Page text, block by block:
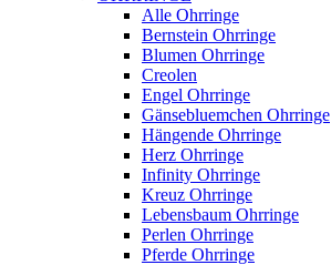
Alle Ohrringe
Bernstein Ohrringe
Blumen Ohrringe
Creolen
Engel Ohrringe
Gänsebluemchen Ohrringe
Hängende Ohrringe
Herz Ohrringe
Infinity Ohrringe
Kreuz Ohrringe
Lebensbaum Ohrringe
Perlen Ohrringe
Pferde Ohrringe